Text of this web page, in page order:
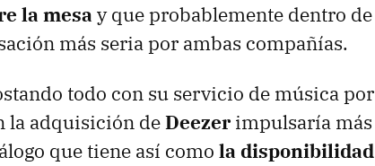
la mesa y que probablemente dentro de
más seria por ambas compañías.
todo con su servicio de música por
la adquisición deDeezer impulsaría más
que tiene así como la disponibilidad